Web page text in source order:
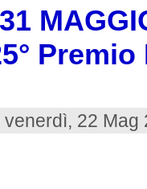
venerdì, 22